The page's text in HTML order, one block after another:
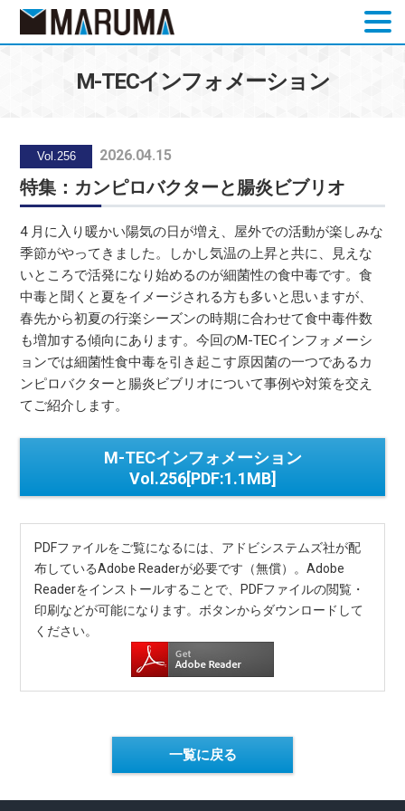
M-TECインフォメーション
Vol.256 2026.04.15
特集：カンピロバクターと腸炎ビブリオ
4 月に入り暖かい陽気の日が増え、屋外での活動が楽しみな
季節がやってきました。しかし気温の上昇と共に、見えな
いところで活発になり始めるのが細菌性の食中毒です。食
中毒と聞くと夏をイメージされる方も多いと思いますが、
春先から初夏の行楽シーズンの時期に合わせて食中毒件数
も増加する傾向にあります。今回のM-TECインフォメーシ
ョンでは細菌性食中毒を引き起こす原因菌の一つであるカ
ンピロバクターと腸炎ビブリオについて事例や対策を交え
てご紹介します。
M-TECインフォメーション
Vol.256[PDF:1.1MB]
PDFファイルをご覧になるには、アドビシステムズ社が配
布しているAdobe Readerが必要です（無償）。Adobe
Readerをインストールすることで、PDFファイルの閲覧・
印刷などが可能になります。ボタンからダウンロードして
ください。
一覧に戻る